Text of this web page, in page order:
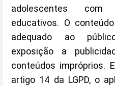
adolescentes com
educativos. O
adequado ao
exposição a
conteúdos impróprios.
artigo 14 da LGPD, o